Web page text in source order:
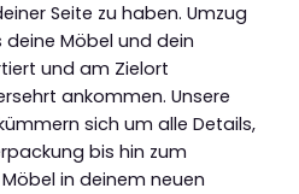
Seite zu haben. Umzug
Möbel und dein
und am Zielort
ankommen. Unsere
sich um alle Details,
bis hin zum
in deinem neuen